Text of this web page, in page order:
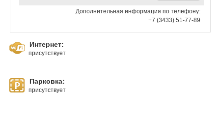
Дополнительная информация по телефону:
+7 (3433) 51-77-89
Интернет:
присутствует
Парковка:
присутствует